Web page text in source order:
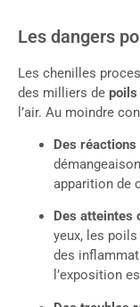
Les dangers
Les chenilles
des milliers de poils
l’air. Au moindre
Des
apparition de
Des atteintes
yeux, les
des
l’exposition